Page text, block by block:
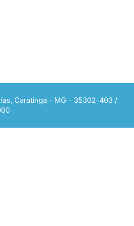
Caratinga - MG - 35302-403 /